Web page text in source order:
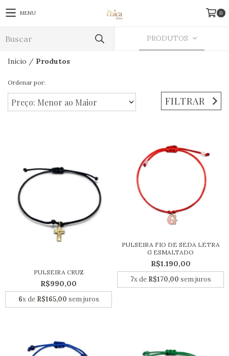
MENU 0
PRODUTOS
Início / Produtos
Ordenar por:
FILTRAR
PULSEIRA CRUZ
R$990,00
6x de R$165,00 sem juros
PULSEIRA FIO DE SEDA LETRA
G ESMALTADO
R$1.190,00
7x de R$170,00 sem juros